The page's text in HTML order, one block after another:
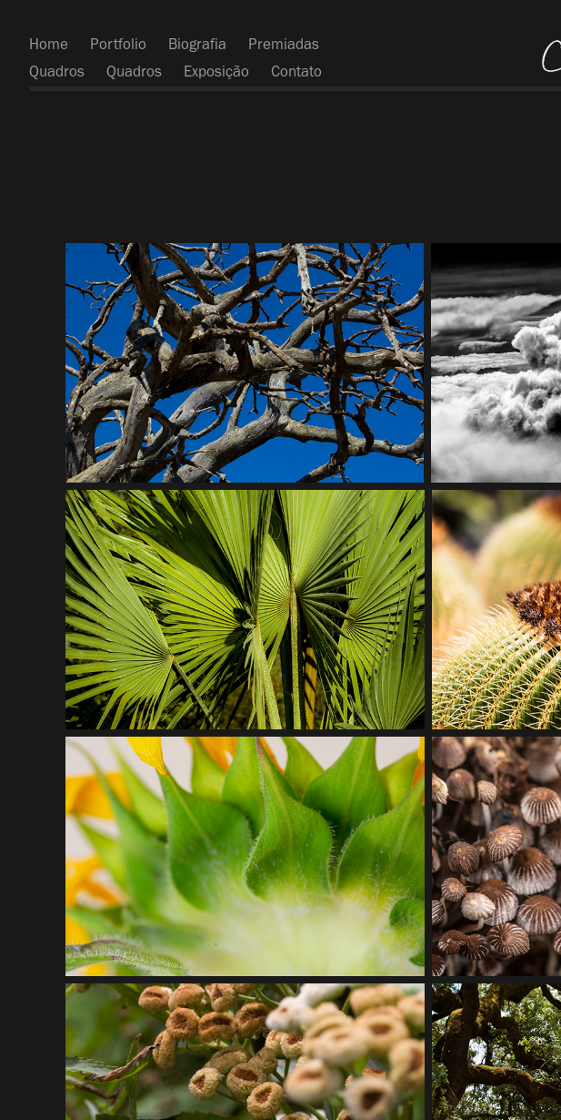
Home Portfolio Biografia
Premiadas
Quadros
Quadros Exposição Contato